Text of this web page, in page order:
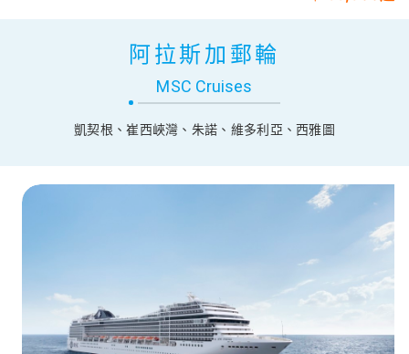
阿拉斯加郵輪
MSC Cruises
凱契根、崔西峽灣、朱諾、維多利亞、西雅圖